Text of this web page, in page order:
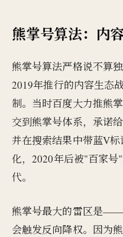
熊掌号算法：内
熊掌号算法严格说不算
2019年推行的内容生态
制。当时百度大力推熊
交到熊掌号体系，承诺
并在搜索结果中带蓝V
化，2020年后被"百家
代。
熊掌号最大的雷区是
会触发反向降权。因为